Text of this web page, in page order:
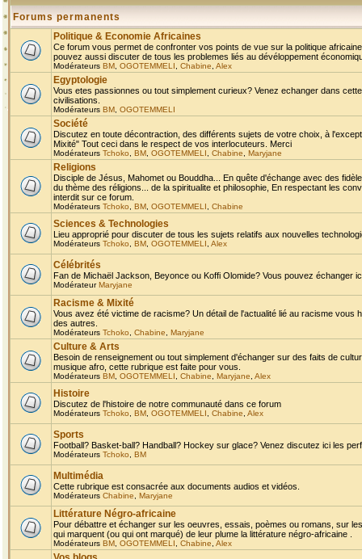
Forums permanents
Politique & Economie Africaines
Ce forum vous permet de confronter vos points de vue sur la politique
pouvez aussi discuter de tous les problemes liés au dévéloppement
Modérateurs BM OGOTEMMELI Chabine Alex
Egyptologie
Vous etes passionnes ou tout simplement curieux? Venez echanger dans
civilisations.
Modérateurs BM OGOTEMMELI
Société
Discutez en toute décontraction, des différents sujets de votre choix, à
Mixité" Tout ceci dans le respect de vos interlocuteurs. Merci
Modérateurs Tchoko BM OGOTEMMELI Chabine Maryjane
Religions
Disciple de Jésus, Mahomet ou Bouddha... En quête d'échange avec des
du thème des réligions... de la spiritualite et philosophie, En respectant les
interdit sur ce forum.
Modérateurs Tchoko BM OGOTEMMELI Chabine
Sciences & Technologies
Lieu approprié pour discuter de tous les sujets relatifs aux nouvelles
Modérateurs Tchoko BM OGOTEMMELI Alex
Célébrités
Fan de Michaël Jackson, Beyonce ou Koffi Olomide? Vous pouvez échanger
ModérateurMaryjane
Racisme & Mixité
Vous avez été victime de racisme? Un détail de l'actualité lié au racisme
des autres.
Modérateurs Tchoko Chabine Maryjane
Culture & Arts
Besoin de renseignement ou tout simplement d'échanger sur des faits de
musique afro, cette rubrique est faite pour vous.
Modérateurs BM OGOTEMMELI Chabine Maryjane Alex
Histoire
Discutez de l'histoire de notre communauté dans ce forum
Modérateurs Tchoko BM OGOTEMMELI Chabine Alex
Sports
Football? Basket-ball? Handball? Hockey sur glace? Venez discutez ici les
Modérateurs Tchoko BM
Multimédia
Cette rubrique est consacrée aux documents audios et vidéos.
Modérateurs Chabine Maryjane
Littérature Négro-africaine
Pour débattre et échanger sur les oeuvres, essais, poèmes ou romans, sur
qui marquent (ou qui ont marqué) de leur plume la littérature négro-africaine .
Modérateurs BM OGOTEMMELI Chabine Alex